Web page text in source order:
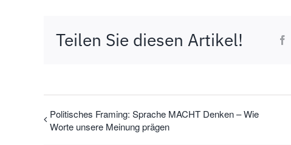
Teilen Sie diesen Artikel!
Politisches Framing: Sprache MACHT Denken – Wie
Worte unsere Meinung prägen